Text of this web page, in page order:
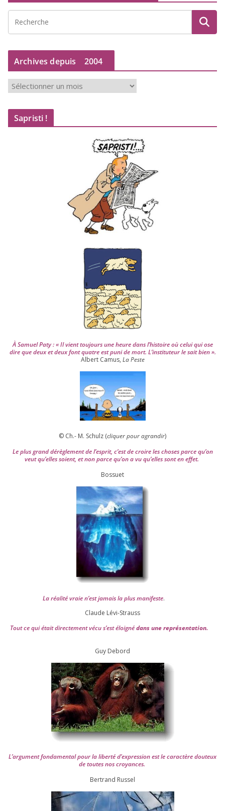
Archives depuis 2004
c
Sapristi !
À Samuel Paty : « Il vient tou­jours une heure dans l’his­toire où celui qui ose
dire que deux et deux font quatre est puni de mort. L’instituteur le sait bien ».
Albert Camus, La Peste
© Ch.- M. Schulz (cli­quer pour agran­dir)
Le plus grand dérè­gle­ment de l’es­prit, c’est de croire les choses parce qu’on
veut qu’elles soient, et non parce qu’on a vu qu’elles sont en effet.
Bossuet
La réa­lité vraie n’est jamais la plus mani­feste.
Claude Lévi-Strauss
Tout ce qui était direc­te­ment vécu s’est éloi­gnédans une repré­sen­ta­tion.
Guy Debord
L’argument fon­da­men­tal pour la liber­té d’expression est le carac­tère dou­teux
de toutes nos croyances.
Ber­trand Russel